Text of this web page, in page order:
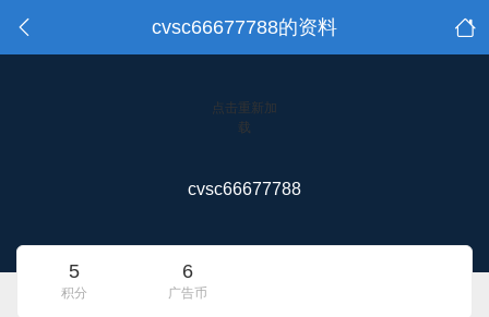
cvsc66677788的资料
点击重新加
载
cvsc66677788
5
积分
6
广告币